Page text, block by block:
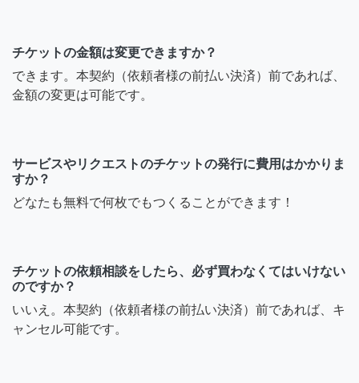
チケットの金額は変更できますか？
できます。本契約（依頼者様の前払い決済）前であれば、
金額の変更は可能です。
サービスやリクエストのチケットの発行に費用はかかりま
すか？
どなたも無料で何枚でもつくることができます！
チケットの依頼相談をしたら、必ず買わなくてはいけない
のですか？
いいえ。本契約（依頼者様の前払い決済）前であれば、キ
ャンセル可能です。